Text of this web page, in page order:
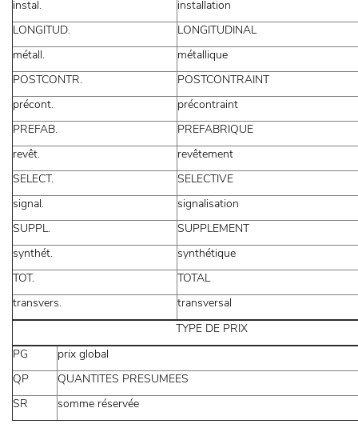
instal.
installation
LONGITUD.
LONGITUDINAL
métall.
métallique
POSTCONTR.
POSTCONTRAINT
précont.
précontraint
PREFAB.
PREFABRIQUE
revêt.
revêtement
SELECT.
SELECTIVE
signal.
signalisation
SUPPL.
SUPPLEMENT
synthét.
synthétique
TOT.
TOTAL
transvers.
transversal
TYPE DE PRIX
PG
prix global
QP
QUANTITES PRESUMEES
SR
somme réservée